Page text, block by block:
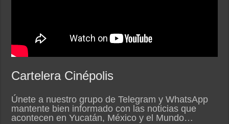
Cartelera Cinépolis
Únete a nuestro grupo de Telegram y WhatsApp
mantente bien informado con las noticias que
acontecen en Yucatán, México y el Mundo…